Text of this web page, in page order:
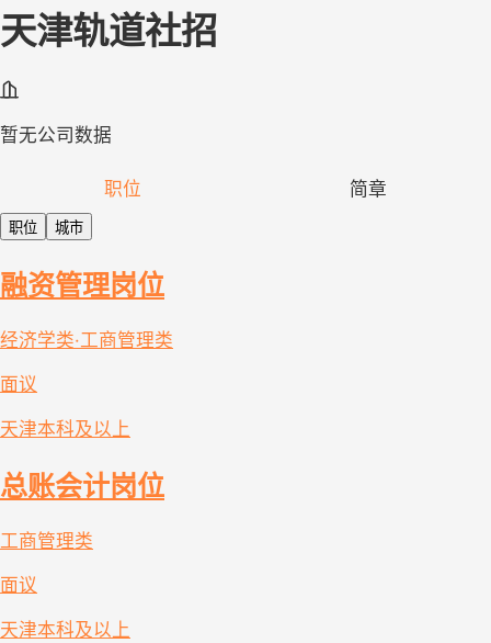
天津轨道社招
暂无公司数据
职位 简章
职位 城市
融资管理岗位
经济学类·工商管理类
面议
天津本科及以上
总账会计岗位
工商管理类
面议
天津本科及以上